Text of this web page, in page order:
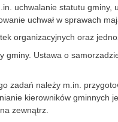
uchwalanie statutu
uchwał w sprawach
organizacyjnych oraz
Ustawa o
zadań należy m.in.
kierowników gminnych
zewnątrz.